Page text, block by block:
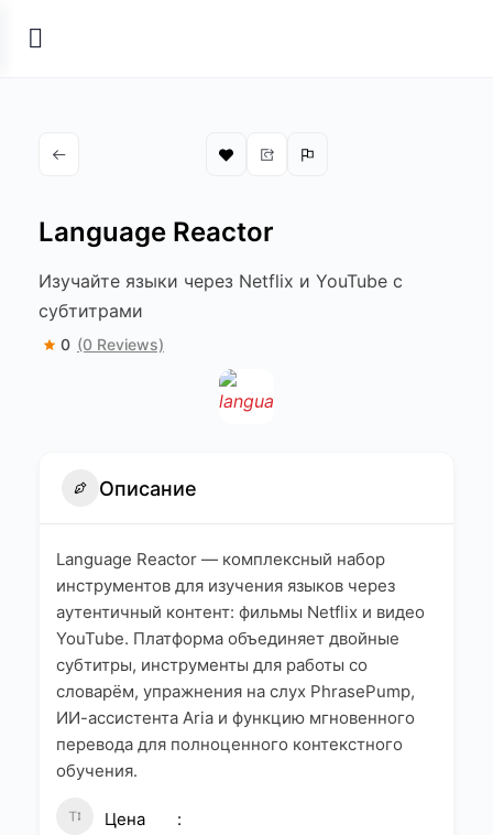
Language Reactor
Изучайте языки через Netflix и YouTube с
субтитрами
0 (0 Reviews)
Описание
Language Reactor — комплексный набор
инструментов для изучения языков через
аутентичный контент: фильмы Netflix и видео
YouTube. Платформа объединяет двойные
субтитры, инструменты для работы со
словарём, упражнения на слух PhrasePump,
ИИ-ассистента Aria и функцию мгновенного
перевода для полноценного контекстного
обучения.
Цена